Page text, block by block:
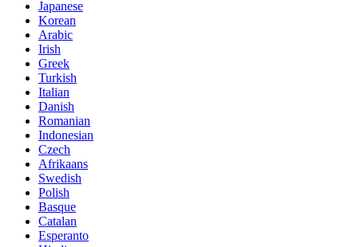
Japanese
Korean
Arabic
Irish
Greek
Turkish
Italian
Danish
Romanian
Indonesian
Czech
Afrikaans
Swedish
Polish
Basque
Catalan
Esperanto